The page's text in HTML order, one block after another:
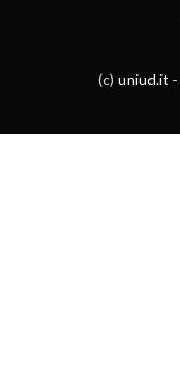
(c) uniud.it -